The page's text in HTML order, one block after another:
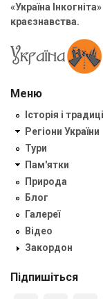
«Україна
краєзнавства.
Меню
Історія і
Регіони України
Тури
Пам'ятки
Природа
Блог
Галереї
Відео
Закордон
Підпишіться